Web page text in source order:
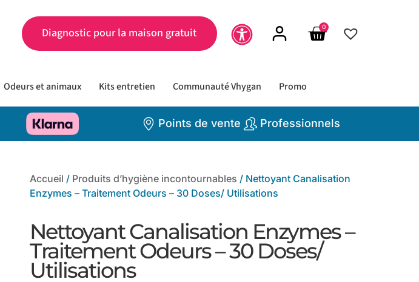
Diagnostic pour la maison gratuit 0
Odeurs et animaux Kits entretien Communauté Vhygan Promo
Points de vente Professionnels
Accueil / Produits d’hygiène incontournables / Nettoyant Canalisation
Enzymes – Traitement Odeurs – 30 Doses/ Utilisations
Nettoyant Canalisation Enzymes –
Traitement Odeurs – 30 Doses/
Utilisations